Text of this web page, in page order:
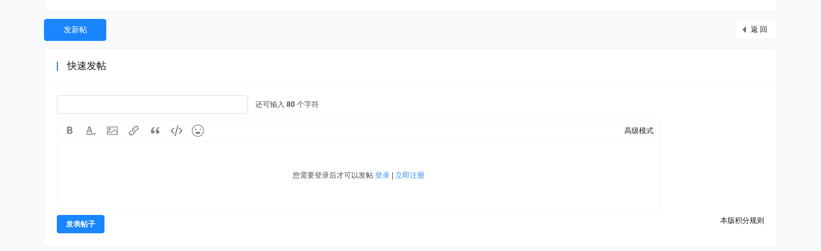
返 回
发新帖
快速发帖
还可输入 80 个字符
高级模式
您需要登录后才可以发帖 登录 立即注册
本版积分规则
发表帖子